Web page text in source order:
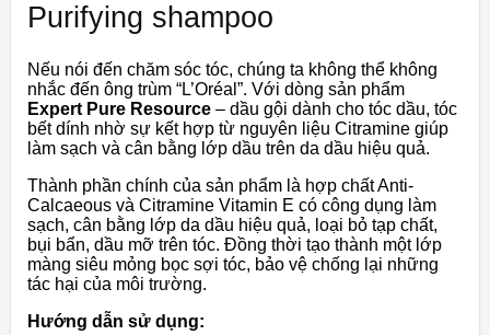
Purifying shampoo
Nếu nói đến chăm sóc tóc, chúng ta không thể không
nhắc đến ông trùm “L’Oréal”. Với dòng sản phẩm
Expert Pure Resource – dầu gội dành cho tóc dầu, tóc
bết dính nhờ sự kết hợp từ nguyên liệu Citramine giúp
làm sạch và cân bằng lớp dầu trên da dầu hiệu quả.
Thành phần chính của sản phẩm là hợp chất Anti-
Calcaeous và Citramine Vitamin E có công dụng làm
sạch, cân bằng lớp da dầu hiệu quả, loại bỏ tạp chất,
bụi bẩn, dầu mỡ trên tóc. Đồng thời tạo thành một lớp
màng siêu mỏng bọc sợi tóc, bảo vệ chống lại những
tác hại của môi trường.
Hướng dẫn sử dụng: